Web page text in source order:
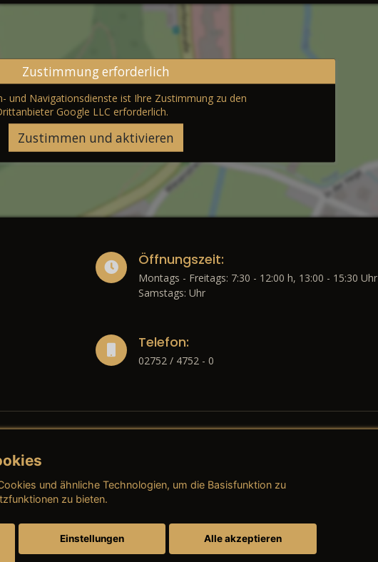
Zustimmung erforderlich
und Navigationsdienste ist Ihre Zustimmung zu den
Google LLC erforderlich.
Zustimmen und aktivieren
Öffnungszeit:
Montags - Freitags: 7:30 - 12:00 h, 13:00 - 15:30 Uhr
Samstags: Uhr
Telefon:
02752 / 4752 - 0
→ AGB (Neuwagen)
→ AGB (Teile & Zubehör)
und ähnliche Technologien, um die Basisfunktion zu
zu bieten.
Einstellungen Alle akzeptieren